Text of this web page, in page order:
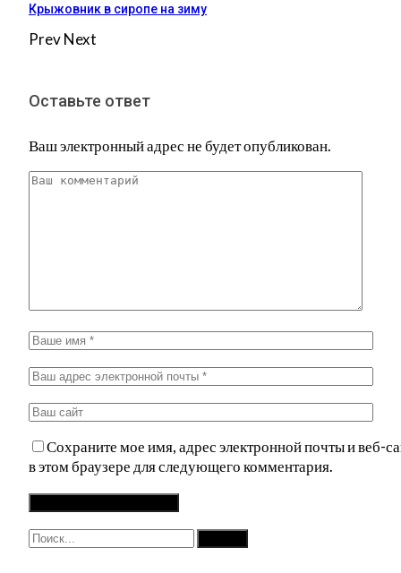
Крыжовник в сиропе на зиму
PrevNext
Оставьте ответ
Ваш электронный адрес не будет опубликован.
Сохраните мое имя, адрес электронной почты и веб-
в этом браузере для следующего комментария.